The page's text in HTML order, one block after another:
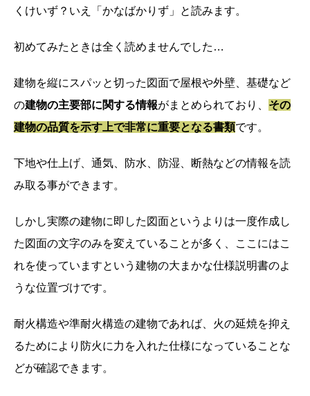
くけいず？いえ「かなばかりず」と読みます。
初めてみたときは全く読めませんでした…
建物を縦にスパッと切った図面で屋根や外壁、基礎など
の建物の主要部に関する情報がまとめられており、 その
建物の品質を示す上で非常に重要となる書類です。
下地や仕上げ、通気、防水、防湿、断熱などの情報を読
み取る事ができます。
しかし実際の建物に即した図面というよりは一度作成し
た図面の文字のみを変えていることが多く、ここにはこ
れを使っていますという建物の大まかな仕様説明書のよ
うな位置づけです。
耐火構造や準耐火構造の建物であれば、火の延焼を抑え
るためにより防火に力を入れた仕様になっていることな
どが確認できます。